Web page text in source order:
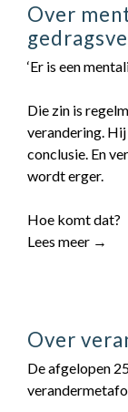
Over
‘Er is een
Die zin is
verandering.
conclusie. En
wordt erger.
Hoe komt dat?
Lees meer →
Over
De afgelopen